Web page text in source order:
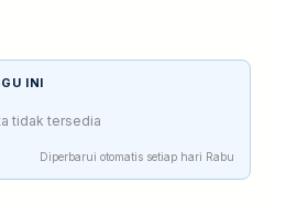
INI
tidak tersedia
Diperbarui otomatis setiap hari Rabu